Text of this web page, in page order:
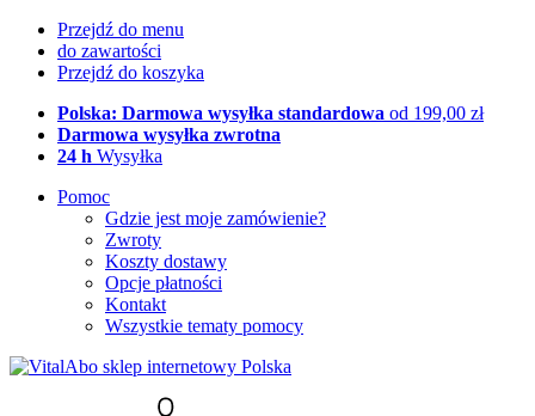
Przejdź do menu
do zawartości
Przejdź do koszyka
Polska: Darmowa wysyłka standardowa od 199,00 zł
Darmowa wysyłka zwrotna
24 h Wysyłka
Pomoc
Gdzie jest moje zamówienie?
Zwroty
Koszty dostawy
Opcje płatności
Kontakt
Wszystkie tematy pomocy